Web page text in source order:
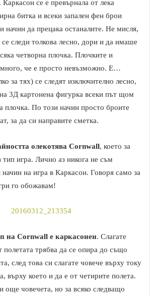
Каркасон се е превърнала от лека
битка и всеки запален фен брои
начин да прецака останалите. Не мисля,
следи толкова лесно, дори и да имаше
четворна плочка. Плочките и
много, че е просто невъзможно. Е…
за тях) се следят изключително лесно,
3Д картонена фигурка всеки път щом
плочка. По този начин просто броите
за да си направите сметка.
олекотява Cornwall, което за
тип игра. Лично аз никога не съм
начин на игра в Каркасон. Говоря само за
го обожавам!
на Cornwall е каркасонен. Слагате
полетата трябва да се опира до също
след това си слагате човече върху току
върху което и да е от четирите полета.
още човечета, но за всяко следващо